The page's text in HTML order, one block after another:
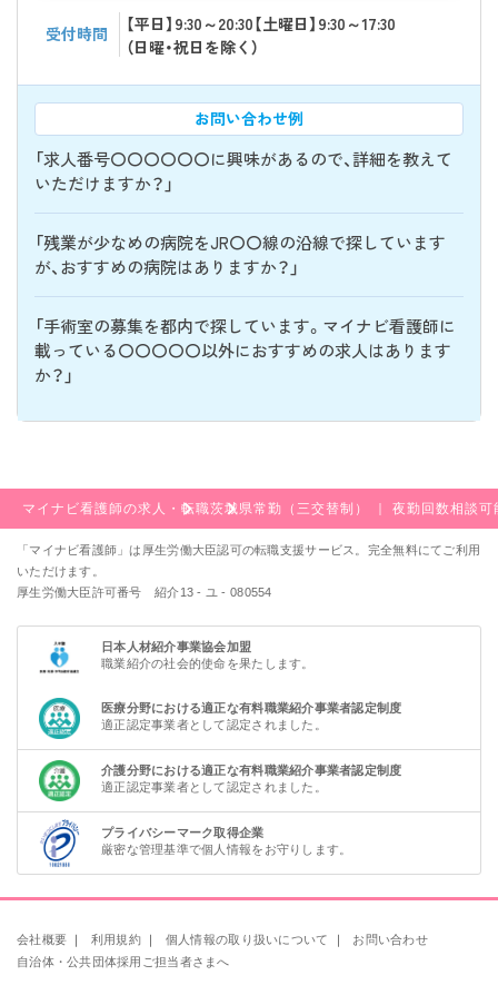
受付時間
【平日】9:30～20:30【土曜日】9:30～17:30
（日曜・祝日を除く）
お問い合わせ例
「求人番号〇〇〇〇〇〇に興味があるので、詳細を教えて
いただけますか？」
「残業が少なめの病院をJR〇〇線の沿線で探しています
が、おすすめの病院はありますか？」
「手術室の募集を都内で探しています。マイナビ看護師に
載っている〇〇〇〇〇以外におすすめの求人はあります
か？」
マイナビ看護師の求人・転職茨城県常勤（三交替制） ｜ 夜勤回数相談
「マイナビ看護師」は厚生労働大臣認可の転職支援サービス。完全無料にてご利用
いただけます。
厚生労働大臣許可番号 紹介13 - ユ - 080554
日本人材紹介事業協会加盟
職業紹介の社会的使命を果たします。
医療分野における適正な有料職業紹介事業者認定制度
適正認定事業者として認定されました。
介護分野における適正な有料職業紹介事業者認定制度
適正認定事業者として認定されました。
プライバシーマーク取得企業
厳密な管理基準で個人情報をお守りします。
会社概要 ｜ 利用規約 ｜ 個人情報の取り扱いについて ｜
お問い合わせ
自治体・公共団体採用ご担当者さまへ